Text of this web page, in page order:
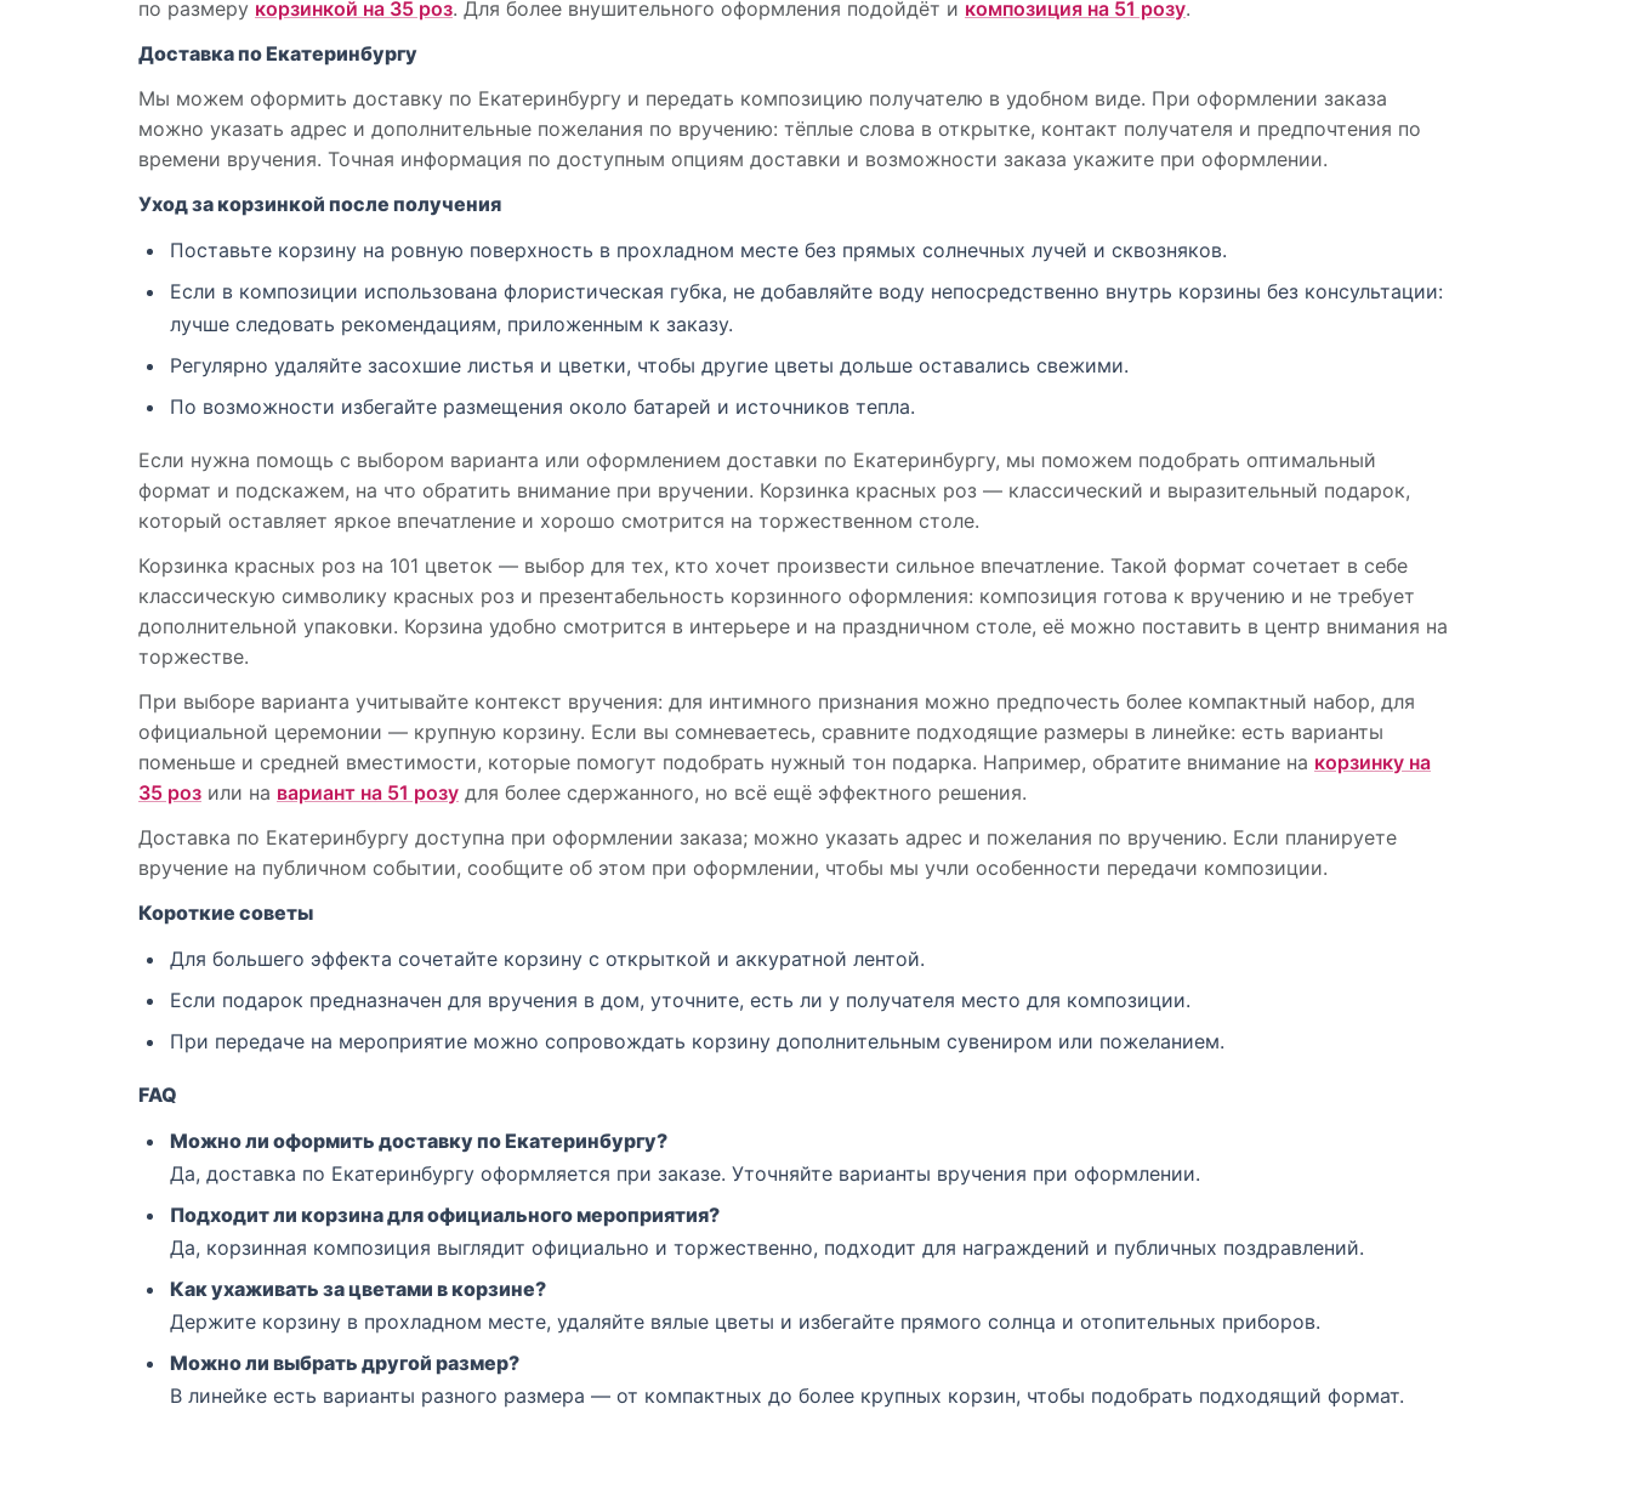
по размеру корзинкой на 35 роз. Для более внушительного оформления подойдёт и композиция на 51 розу.
Доставка по Екатеринбургу
Мы можем оформить доставку по Екатеринбургу и передать композицию получателю в удобном виде. При оформлении заказа
можно указать адрес и дополнительные пожелания по вручению: тёплые слова в открытке, контакт получателя и предпочтения по
времени вручения. Точная информация по доступным опциям доставки и возможности заказа укажите при оформлении.
Уход за корзинкой после получения
Поставьте корзину на ровную поверхность в прохладном месте без прямых солнечных лучей и сквозняков.
Если в композиции использована флористическая губка, не добавляйте воду непосредственно внутрь корзины без консультации:
лучше следовать рекомендациям, приложенным к заказу.
Регулярно удаляйте засохшие листья и цветки, чтобы другие цветы дольше оставались свежими.
По возможности избегайте размещения около батарей и источников тепла.
Если нужна помощь с выбором варианта или оформлением доставки по Екатеринбургу, мы поможем подобрать оптимальный
формат и подскажем, на что обратить внимание при вручении. Корзинка красных роз — классический и выразительный подарок,
который оставляет яркое впечатление и хорошо смотрится на торжественном столе.
Корзинка красных роз на 101 цветок — выбор для тех, кто хочет произвести сильное впечатление. Такой формат сочетает в себе
классическую символику красных роз и презентабельность корзинного оформления: композиция готова к вручению и не требует
дополнительной упаковки. Корзина удобно смотрится в интерьере и на праздничном столе, её можно поставить в центр внимания на
торжестве.
При выборе варианта учитывайте контекст вручения: для интимного признания можно предпочесть более компактный набор, для
официальной церемонии — крупную корзину. Если вы сомневаетесь, сравните подходящие размеры в линейке: есть варианты
поменьше и средней вместимости, которые помогут подобрать нужный тон подарка. Например, обратите внимание на корзинку на
35 роз или на вариант на 51 розу для более сдержанного, но всё ещё эффектного решения.
Доставка по Екатеринбургу доступна при оформлении заказа; можно указать адрес и пожелания по вручению. Если планируете
вручение на публичном событии, сообщите об этом при оформлении, чтобы мы учли особенности передачи композиции.
Короткие советы
Для большего эффекта сочетайте корзину с открыткой и аккуратной лентой.
Если подарок предназначен для вручения в дом, уточните, есть ли у получателя место для композиции.
При передаче на мероприятие можно сопровождать корзину дополнительным сувениром или пожеланием.
FAQ
Можно ли оформить доставку по Екатеринбургу?
Да, доставка по Екатеринбургу оформляется при заказе. Уточняйте варианты вручения при оформлении.
Подходит ли корзина для официального мероприятия?
Да, корзинная композиция выглядит официально и торжественно, подходит для награждений и публичных поздравлений.
Как ухаживать за цветами в корзине?
Держите корзину в прохладном месте, удаляйте вялые цветы и избегайте прямого солнца и отопительных приборов.
Можно ли выбрать другой размер?
В линейке есть варианты разного размера — от компактных до более крупных корзин, чтобы подобрать подходящий формат.